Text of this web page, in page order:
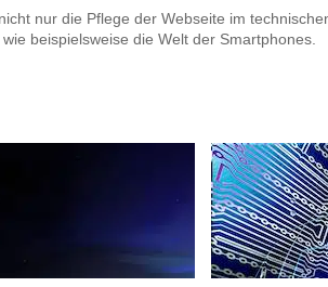
nur die Pflege der Webseite im
beispielsweise die Welt der Smartphones.